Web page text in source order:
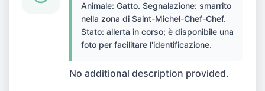
Gatto smarrito(a) a
Saint-Michel-Chef-
Chef, Francia
Animale: Gatto. Segnalazione: smarrito
nella zona di Saint-Michel-Chef-Chef.
Stato: allerta in corso; è disponibile una
foto per facilitare l'identificazione.
No additional description provided.